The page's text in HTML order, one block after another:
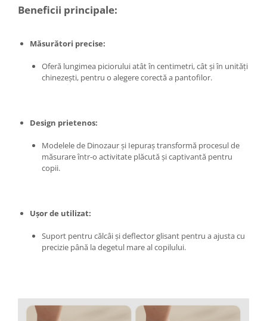
Zdrobitoare electrice & manuale
Masini de cusut si accesorii
Sere si solarii
Stropitori
Folie si plase pt plante
Pentru Casa si Camping
Aragaze, plite, piese butelii de
Gratare
Pirostrii si accesorii pentru gatit
Beneficii principale:
Măsurători precise:
Oferă lungimea piciorului atât în centimetri, cât și în unități
chinezești, pentru o alegere corectă a pantofilor.
Design prietenos:
Modelele de Dinozaur și Iepuraș transformă procesul de
măsurare într-o activitate plăcută și captivantă pentru
copii.
Ușor de utilizat:
Suport pentru călcâi și deflector glisant pentru a ajusta cu
precizie până la degetul mare al copilului.